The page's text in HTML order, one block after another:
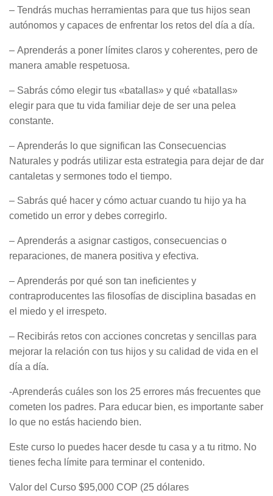
– Tendrás muchas herramientas para que tus hijos sean
autónomos y capaces de enfrentar los retos del día a día.
– Aprenderás a poner límites claros y coherentes, pero de
manera amable respetuosa.
– Sabrás cómo elegir tus «batallas» y qué «batallas»
elegir para que tu vida familiar deje de ser una pelea
constante.
– Aprenderás lo que significan las Consecuencias
Naturales y podrás utilizar esta estrategia para dejar de dar
cantaletas y sermones todo el tiempo.
– Sabrás qué hacer y cómo actuar cuando tu hijo ya ha
cometido un error y debes corregirlo.
– Aprenderás a asignar castigos, consecuencias o
reparaciones, de manera positiva y efectiva.
– Aprenderás por qué son tan ineficientes y
contraproducentes las filosofías de disciplina basadas en
el miedo y el irrespeto.
– Recibirás retos con acciones concretas y sencillas para
mejorar la relación con tus hijos y su calidad de vida en el
día a día.
-Aprenderás cuáles son los 25 errores más frecuentes que
cometen los padres. Para educar bien, es importante saber
lo que no estás haciendo bien.
Este curso lo puedes hacer desde tu casa y a tu ritmo. No
tienes fecha límite para terminar el contenido.
Valor del Curso $95,000 COP (25 dólares